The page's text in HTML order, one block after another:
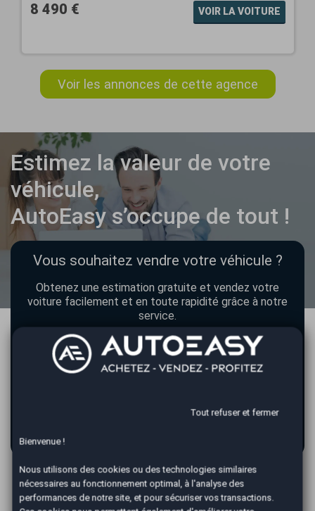
8 490 € VOIR LA VOITURE
Voir les annonces de cette agence
Estimez la valeur de votre
véhicule,
AutoEasy s’occupe de tout !
Vous souhaitez vendre votre véhicule ?
Obtenez une estimation gratuite et vendez votre
voiture facilement et en toute rapidité grâce à notre
service.
Tout refuser et fermer
Bienvenue !
Nous utilisons des cookies ou des technologies similaires
nécessaires au fonctionnement optimal, à l'analyse des
performances de notre site, et pour sécuriser vos transactions.